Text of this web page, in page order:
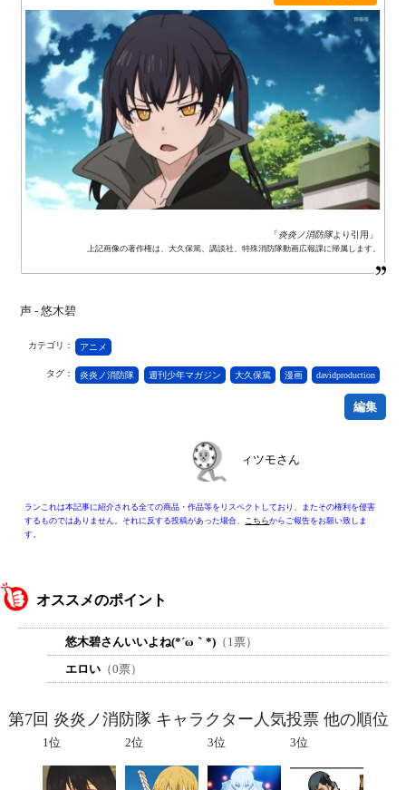
「炎炎ノ消防隊より引用」
上記画像の著作権は、大久保篤、講談社、特殊消防隊動画広報課に帰属します。
声 - 悠木碧
カテゴリ： アニメ
タグ： 炎炎ノ消防隊 週刊少年マガジン 大久保篤 漫画 davidproduction
編集
ィツモさん
ランこれは本記事に紹介される全ての商品・作品等をリスペクトしており、またその権利を侵害
するものではありません。それに反する投稿があった場合、 こちらからご報告をお願い致しま
す。
オススメのポイント
悠木碧さんいいよね(*´ω｀*) （1票）
エロい （0票）
第7回 炎炎ノ消防隊 キャラクター人気投票 他の順位
1位 2位 3位 3位